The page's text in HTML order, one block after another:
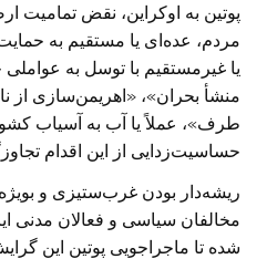
پوتین به اوکراین، نقض تمامیت
مردم، عده‌ای یا مستقیم به
یا غیرمستقیم با توسل به
منشأ بحران»، «اهریمن‌سازی از
طرف»، عملاً یا آب به آسیاب
حساسیت‌زدایی از این اقدام
ریشه‌دار بودن غرب‌ستیزی و
مخالفان سیاسی و فعالان مدنی
شده تا ماجراجویی پوتین این